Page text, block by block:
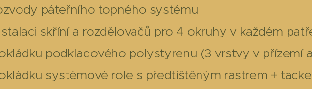
páteřního topného systému
skříní a rozdělovačů pro 4 okruhy v každém
podkladového polystyrenu (3 vrstvy v přízemí a
systémové role s předtištěným rastrem +